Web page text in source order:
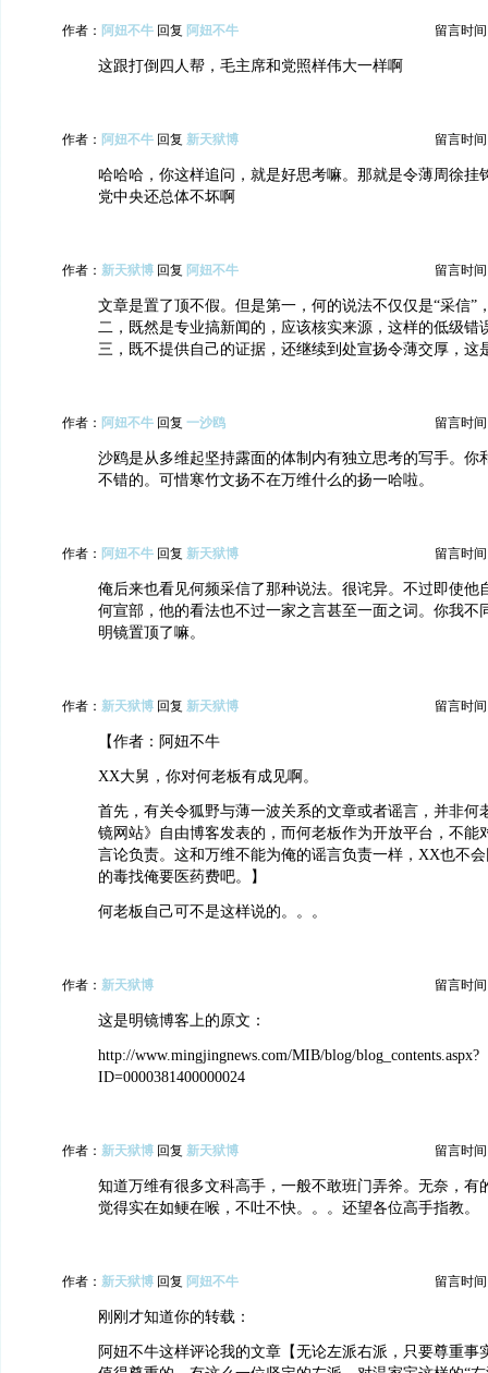
作者： 阿妞不牛 回复 阿妞不牛 留言时间
这跟打倒四人帮，毛主席和党照样伟大一样啊
作者： 阿妞不牛 回复 新天狱博 留言时间
哈哈哈，你这样追问，就是好思考嘛。那就是令薄周徐挂
党中央还总体不坏啊
作者： 新天狱博 回复 阿妞不牛 留言时间
文章是置了顶不假。但是第一，何的说法不仅仅是“采信”
二，既然是专业搞新闻的，应该核实来源，这样的低级错
三，既不提供自己的证据，还继续到处宣扬令薄交厚，这
作者： 阿妞不牛 回复 一沙鸥 留言时间
沙鸥是从多维起坚持露面的体制内有独立思考的写手。你
不错的。可惜寒竹文扬不在万维什么的扬一哈啦。
作者： 阿妞不牛 回复 新天狱博 留言时间
俺后来也看见何频采信了那种说法。很诧异。不过即使他
何宣部，他的看法也不过一家之言甚至一面之词。你我不
明镜置顶了嘛。
作者： 新天狱博 回复 新天狱博 留言时间
【作者：阿妞不牛
XX大舅，你对何老板有成见啊。
首先，有关令狐野与薄一波关系的文章或者谣言，并非何
镜网站》自由博客发表的，而何老板作为开放平台，不能
言论负责。这和万维不能为俺的谣言负责一样，XX也不
的毒找俺要医药费吧。】
何老板自己可不是这样说的。。。
作者： 新天狱博 留言时间
这是明镜博客上的原文：
http://www.mingjingnews.com/MIB/blog/blog_contents.aspx?
ID=0000381400000024
作者： 新天狱博 回复 新天狱博 留言时间
知道万维有很多文科高手，一般不敢班门弄斧。无奈，有
觉得实在如鲠在喉，不吐不快。。。还望各位高手指教。
作者： 新天狱博 回复 阿妞不牛 留言时间
刚刚才知道你的转载：
阿妞不牛这样评论我的文章【无论左派右派，只要尊重事